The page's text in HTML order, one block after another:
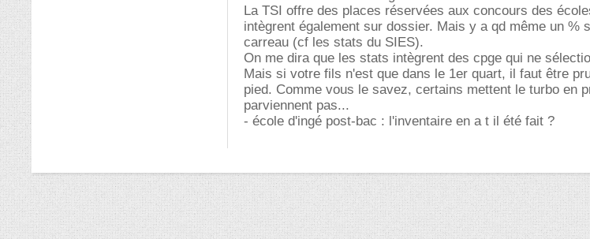
La TSI offre des places réservées aux concours des
intègrent également sur dossier. Mais y a qd même un %
carreau (cf les stats du SIES).
On me dira que les stats intègrent des cpge qui ne
Mais si votre fils n'est que dans le 1er quart, il faut être
pied. Comme vous le savez, certains mettent le turbo en
parviennent pas...
- école d'ingé post-bac : l'inventaire en a t il été fait ?